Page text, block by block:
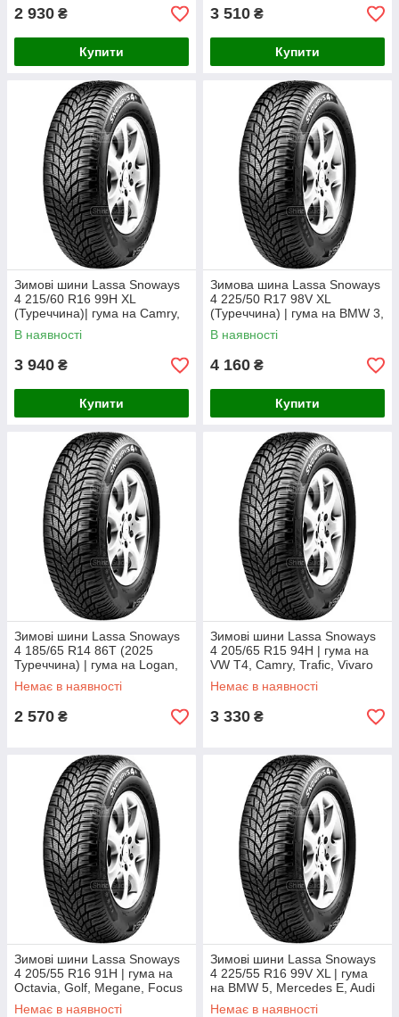
2 930 ₴
Купити
3 510 ₴
Купити
Зимові шини Lassa Snoways
4 215/60 R16 99H XL
(Туреччина)| гума на Camry,
Passat, Qashqai, Superb
В наявності
3 940 ₴
Купити
Зимова шина Lassa Snoways
4 225/50 R17 98V XL
(Туреччина) | гума на BMW 3,
Audi A4, Passat, Superb
В наявності
4 160 ₴
Купити
Зимові шини Lassa Snoways
4 185/65 R14 86T (2025
Туреччина) | гума на Logan,
Lacetti, Accent, Almera
Немає в наявності
2 570 ₴
Зимові шини Lassa Snoways
4 205/65 R15 94H | гума на
VW T4, Camry, Trafic, Vivaro
Немає в наявності
3 330 ₴
Зимові шини Lassa Snoways
4 205/55 R16 91H | гума на
Octavia, Golf, Megane, Focus
Немає в наявності
Зимові шини Lassa Snoways
4 225/55 R16 99V XL | гума
на BMW 5, Mercedes E, Audi
A6
Немає в наявності